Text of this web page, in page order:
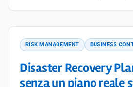
RISK MANAGEMENT BUSINESS
Disaster Recovery
senza un piano reale